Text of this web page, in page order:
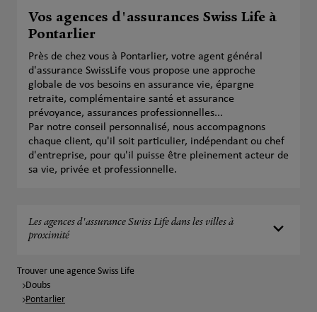
Vos agences d'assurances Swiss Life à
Pontarlier
Près de chez vous à Pontarlier, votre agent général
d'assurance SwissLife vous propose une approche
globale de vos besoins en assurance vie, épargne
retraite, complémentaire santé et assurance
prévoyance, assurances professionnelles...
Par notre conseil personnalisé, nous accompagnons
chaque client, qu'il soit particulier, indépendant ou chef
d'entreprise, pour qu'il puisse être pleinement acteur de
sa vie, privée et professionnelle.
Les agences d'assurance Swiss Life dans les villes à
proximité
Trouver une agence Swiss Life
Doubs
Pontarlier